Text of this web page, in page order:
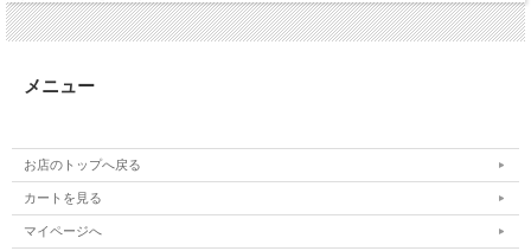
メニュー
お店のトップへ戻る
カートを見る
マイページへ